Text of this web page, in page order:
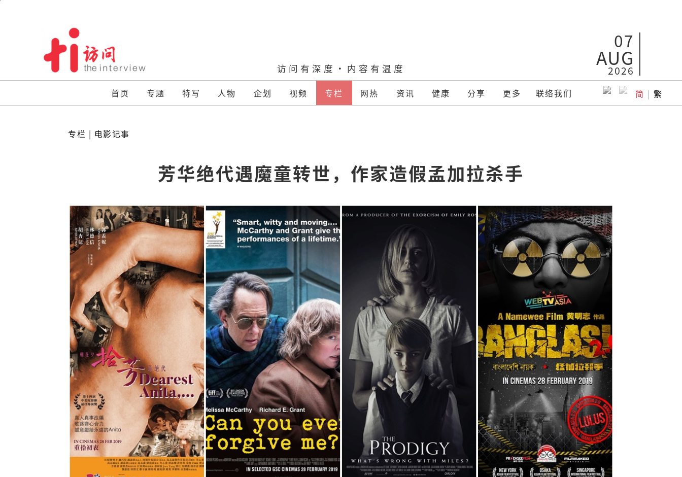
访问有深度·内容有温度
07
AUG
2026
首页 专题 特写 人物 企划 视频 专栏 网热 资讯 健康 分享 更多 联络我们 简 | 繁
专栏 | 电影记事
芳华绝代遇魔童转世，作家造假孟加拉杀手